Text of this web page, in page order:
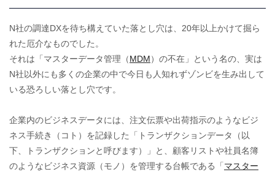
N社の調達DXを待ち構えていた落とし穴は、20年以上かけて掘ら
れた厄介なものでした。
それは「マスターデータ管理（MDM）の不在」という名の、実は
N社以外にも多くの企業の中で今日も人知れずゾンビを生み出して
いる恐ろしい落とし穴です。
企業内のビジネスデータには、注文伝票や出荷指示のようなビジ
ネス手続き（コト）を記録した「トランザクションデータ（以
下、トランザクションと呼びます）」と、顧客リストや社員名簿
のようなビジネス資源（モノ）を管理する台帳である「 マスター